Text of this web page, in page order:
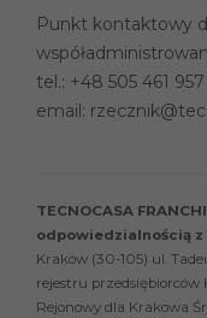
Punkt kontaktowy
tel.: +48 505 461 957
email:
TECNOCASA
odpowiedzialnością
Kraków (30-105) ul.
rejestru przedsiębiorców
Rejonowy dla Krakowa